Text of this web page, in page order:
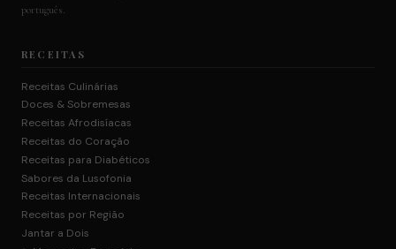
português.
RECEITAS
Receitas Culinárias
Doces & Sobremesas
Receitas Afrodisíacas
Receitas do Coração
Receitas para Diabéticos
Sabores da Lusofonia
Receitas Internacionais
Receitas por Região
Jantar a Dois